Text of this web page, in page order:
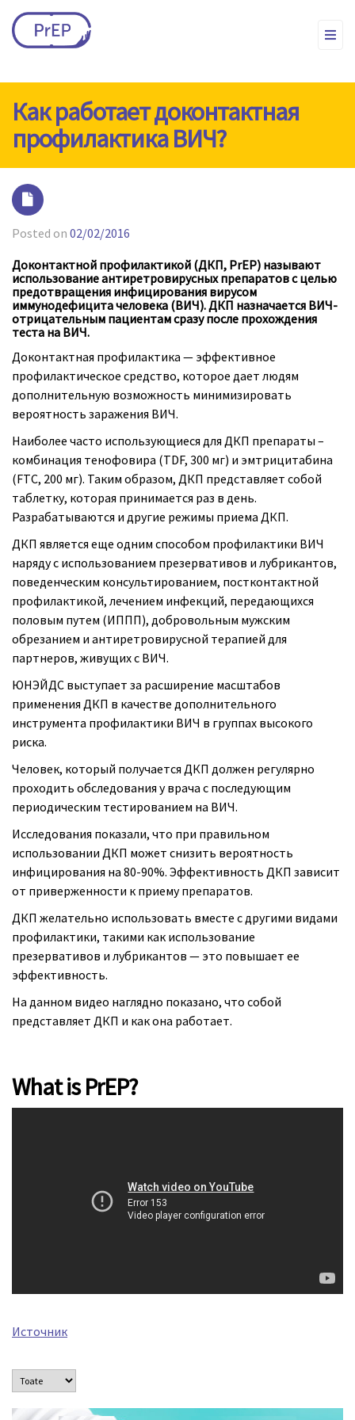
Как работает доконтактная
профилактика ВИЧ?
Posted on 02/02/2016
Доконтактной профилактикой (ДКП, PrEP) называют
использование антиретровирусных препаратов с целью
предотвращения инфицирования вирусом
иммунодефицита человека (ВИЧ). ДКП назначается ВИЧ-
отрицательным пациентам сразу после прохождения
теста на ВИЧ.
Доконтактная профилактика — эффективное
профилактическое средство, которое дает людям
дополнительную возможность минимизировать
вероятность заражения ВИЧ.
Наиболее часто использующиеся для ДКП препараты –
комбинация тенофовира (TDF, 300 мг) и эмтрицитабина
(FTC, 200 мг). Таким образом, ДКП представляет собой
таблетку, которая принимается раз в день.
Разрабатываются и другие режимы приема ДКП.
ДКП является еще одним способом профилактики ВИЧ
наряду с использованием презервативов и лубрикантов,
поведенческим консультированием, постконтактной
профилактикой, лечением инфекций, передающихся
половым путем (ИППП), добровольным мужским
обрезанием и антиретровирусной терапией для
партнеров, живущих с ВИЧ.
ЮНЭЙДС выступает за расширение масштабов
применения ДКП в качестве дополнительного
инструмента профилактики ВИЧ в группах высокого
риска.
Человек, который получается ДКП должен регулярно
проходить обследования у врача с последующим
периодическим тестированием на ВИЧ.
Исследования показали, что при правильном
использовании ДКП может снизить вероятность
инфицирования на 80-90%. Эффективность ДКП зависит
от приверженности к приему препаратов.
ДКП желательно использовать вместе с другими видами
профилактики, такими как использование
презервативов и лубрикантов — это повышает ее
эффективность.
На данном видео наглядно показано, что собой
представляет ДКП и как она работает.
What is PrEP?
Источник